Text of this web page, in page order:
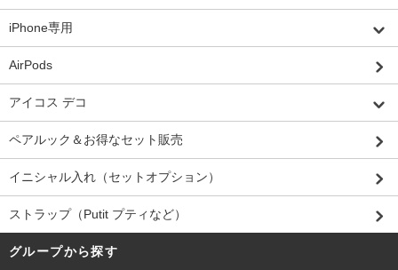
iPhone専用
AirPods
アイコス デコ
ペアルック＆お得なセット販売
イニシャル入れ（セットオプション）
ストラップ（Putit プティなど）
グループから探す